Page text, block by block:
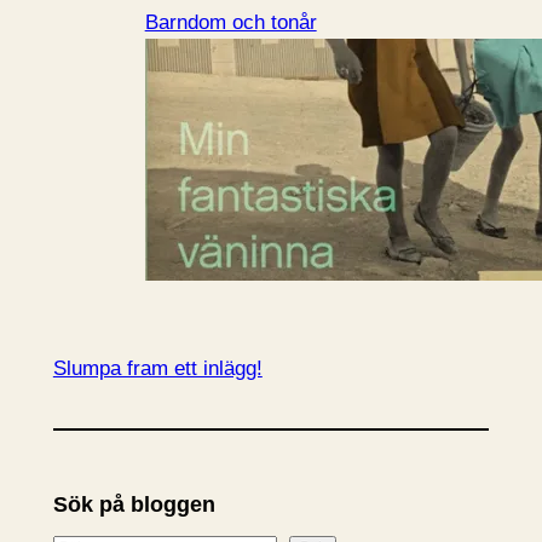
Barndom och tonår
Slumpa fram ett inlägg!
Sök på bloggen